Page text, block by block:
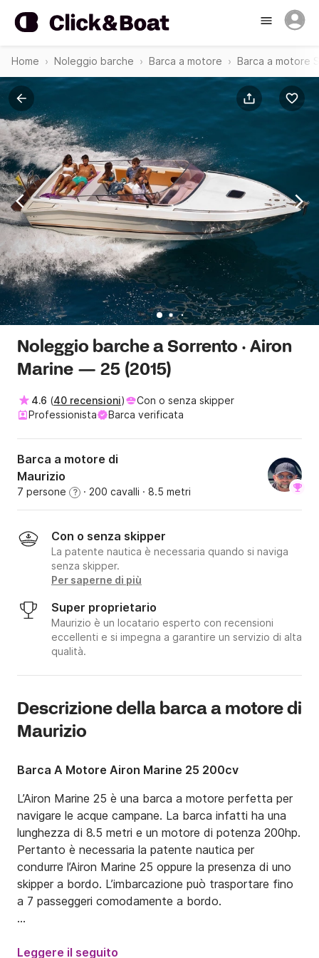
Home Noleggio barche Barca a motore Barca a motore
Noleggio barche a Sorrento · Airon
Marine — 25 (2015)
4.6 (40 recensioni)
Con o senza skipper
Professionista
Barca verificata
Barca a motore di
Maurizio
7 persone ? · 200 cavalli · 8.5 metri
Con o senza skipper
La patente nautica è necessaria quando si naviga
senza skipper.
Per saperne di più
Super proprietario
Maurizio è un locatario esperto con recensioni
eccellenti e si impegna a garantire un servizio di alta
qualità.
Descrizione della barca a motore di
Maurizio
Barca A Motore Airon Marine 25 200cv
L’Airon Marine 25 è una barca a motore perfetta per
navigare le acque campane. La barca infatti ha una
lunghezza di 8.5 metri e un motore di potenza 200hp.
Pertanto è necessaria la patente nautica per
condurre l’Airon Marine 25 oppure la presenza di uno
skipper a bordo. L’imbarcazione può trasportare fino
a 7 passeggeri comodamente a bordo.
carburante a consumo.
Leggere il seguito